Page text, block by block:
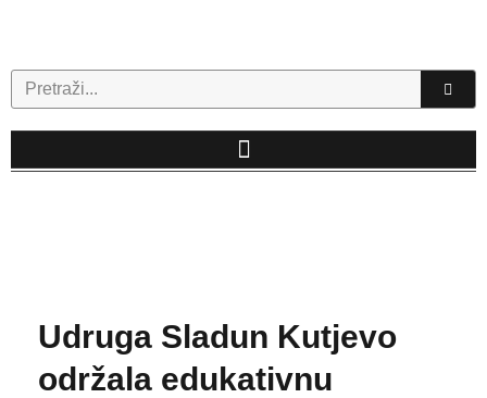
Search
Udruga Sladun Kutjevo
održala edukativnu